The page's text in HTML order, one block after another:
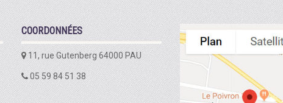
COORDONNÉES
11, rue Gutenberg 64000 PAU
05 59 84 51 38